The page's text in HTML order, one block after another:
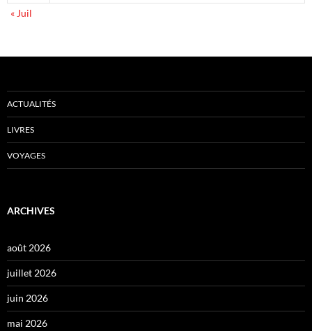
« Juil
ACTUALITÉS
LIVRES
VOYAGES
ARCHIVES
août 2026
juillet 2026
juin 2026
mai 2026